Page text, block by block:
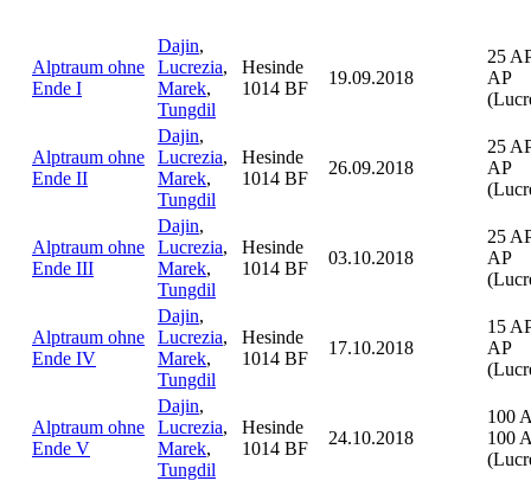
Alptraum ohne
Ende I
Dajin,
Lucrezia,
Marek,
Tungdil
Hesinde
1014 BF
19.09.2018
25
AP
Alptraum ohne
Ende II
Dajin,
Lucrezia,
Marek,
Tungdil
Hesinde
1014 BF
26.09.2018
25
AP
Alptraum ohne
Ende III
Dajin,
Lucrezia,
Marek,
Tungdil
Hesinde
1014 BF
03.10.2018
25
AP
Alptraum ohne
Ende IV
Dajin,
Lucrezia,
Marek,
Tungdil
Hesinde
1014 BF
17.10.2018
15
AP
Alptraum ohne
Ende V
Dajin,
Lucrezia,
Marek,
Tungdil
Hesinde
1014 BF
24.10.2018
100
100